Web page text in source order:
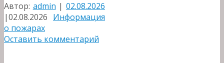
Автор: admin | 02.08.2026
|02.08.2026 Информация
о пожарах
Оставить комментарий